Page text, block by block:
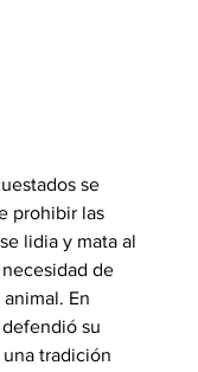
se
prohibir las
lidia y mata al
de
En
su
tradición